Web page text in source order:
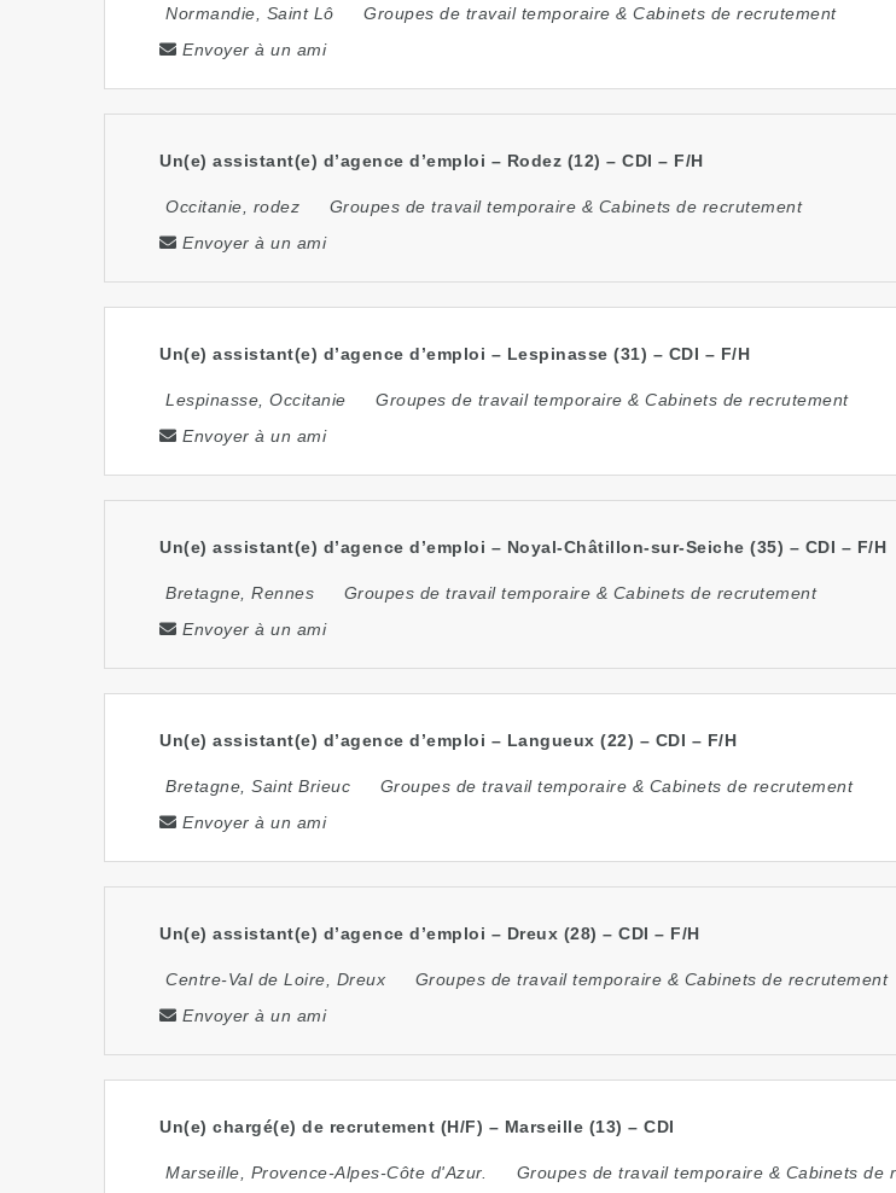
Normandie Saint Lô
Groupes de travail temporaire & Cabinets de recrutement
Envoyer à un ami
Un(e) assistant(e) d’agence d’emploi – Rodez (12) – CDI – F/H
Occitanie rodez
Groupes de travail temporaire & Cabinets de recrutement
Envoyer à un ami
Un(e) assistant(e) d’agence d’emploi – Lespinasse (31) – CDI – F/H
Lespinasse ,Occitanie
Groupes de travail temporaire & Cabinets de recrutement
Envoyer à un ami
Un(e) assistant(e) d’agence d’emploi – Noyal-Châtillon-sur-Seiche (35) – CDI – F/H
Bretagne ,Rennes
Groupes de travail temporaire & Cabinets de recrutement
Envoyer à un ami
Un(e) assistant(e) d’agence d’emploi – Langueux (22) – CDI – F/H
Bretagne ,Saint Brieuc
Groupes de travail temporaire & Cabinets de recrutement
Envoyer à un ami
Un(e) assistant(e) d’agence d’emploi – Dreux (28) – CDI – F/H
Centre-Val de Loire Dreux
Groupes de travail temporaire & Cabinets de recrutement
Envoyer à un ami
Un(e) chargé(e) de recrutement (H/F) – Marseille (13) – CDI
Marseille Provence-Alpes-Côte d'Azur.
Groupes de travail temporaire & Cabinets de